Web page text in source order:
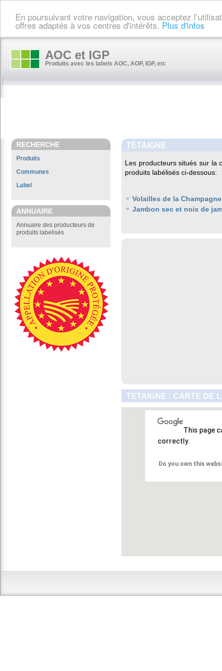
En poursuivant votre navigation, vous acceptez
offres adaptés à vos centres d'intérêts. Plus d'infos
AOC et IGP
Produits avec les labels AOC, AOP, IGP, etc
RECHERCHE
Produits
Communes
Label
ANNUAIRE
Annuaire des producteurs de
produits labelisés
TETAIGNE
Les producteurs situés sur la
produits labélisés ci-dessous:
Volailles de la Champagne
Jambon sec et noix de
TETAIGNE : CARTE DE
This page
correctly.
Do you own this